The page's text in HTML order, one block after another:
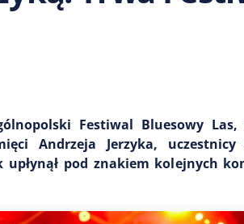
Festiwal Bluesowy
Andrzeja Jerzyka,
upłynął pod znakiem kolejnych